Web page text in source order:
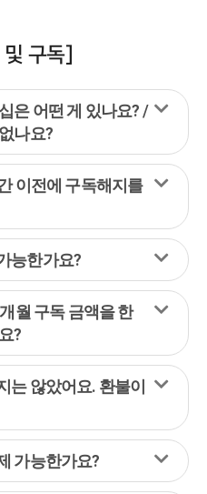
구독]
은 어떤 게 있나요? /
나요?
이전에 구독해지를
능한가요?
월 구독 금액을 한
?
는 않았어요. 환불이
가능한가요?